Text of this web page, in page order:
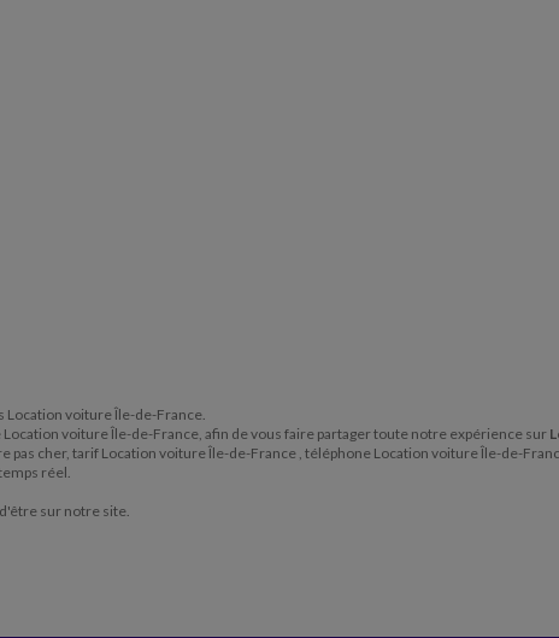
Location voiture Île-de-France.
voiture Île-de-France, afin de vous faire partager toute notre expérience sur
cher, tarif Location voiture Île-de-France , téléphone Location voiture Île-de-
réel.
sur notre site.